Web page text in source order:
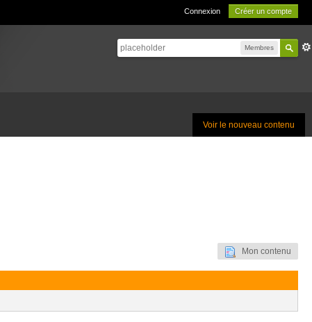
Connexion Créer un compte
Membres
Voir le nouveau contenu
Mon contenu